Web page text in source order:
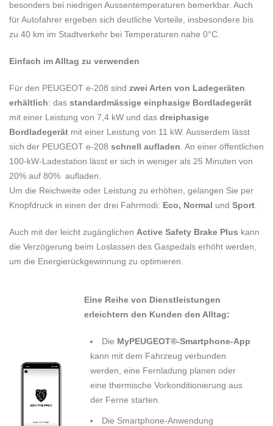
besonders bei niedrigen Aussentemperaturen bemerkbar. Auch
für Autofahrer ergeben sich deutliche Vorteile, insbesondere bis
zu 40 km im Stadtverkehr bei Temperaturen nahe 0°C.
Einfach im Alltag zu verwenden
Für den PEUGEOT e-208 sind zwei Arten von Ladegeräten
erhältlich: das standardmässige einphasige Bordladegerät
mit einer Leistung von 7,4 kW und das dreiphasige
Bordladegerät mit einer Leistung von 11 kW. Ausserdem lässt
sich der PEUGEOT e-208 schnell aufladen . An einer öffentlichen
100-kW-Ladestation lässt er sich in weniger als 25 Minuten von
20% auf 80% aufladen.
Um die Reichweite oder Leistung zu erhöhen, gelangen Sie per
Knopfdruck in einen der drei Fahrmodi: Eco, Normal und Sport
Auch mit der leicht zugänglichen Active Safety Brake Plus kann
die Verzögerung beim Loslassen des Gaspedals erhöht werden,
um die Energierückgewinnung zu optimieren.
Eine Reihe von Dienstleistungen
erleichtern den Kunden den Alltag:
Die MyPEUGEOT®-Smartphone-App
kann mit dem Fahrzeug verbunden
werden, eine Fernladung planen oder
eine thermische Vorkonditionierung aus
der Ferne starten.
Die Smartphone-Anwendung